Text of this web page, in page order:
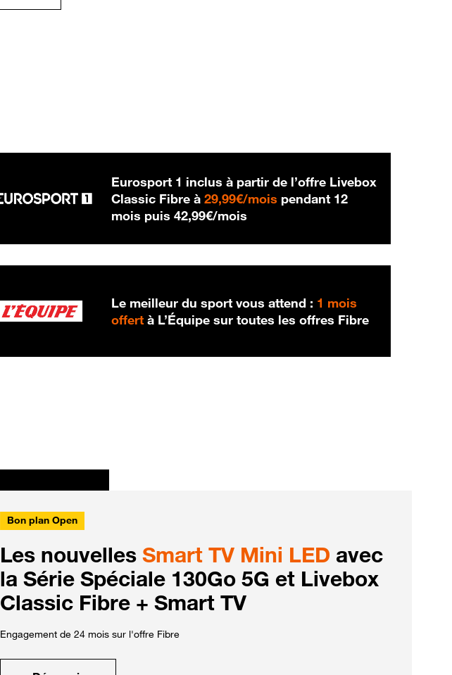
Eurosport 1 inclus à partir de l’offre Livebox
Classic Fibre à29,99€/mois 29,99 € par mois
pendant 12
mois puis42,99€/mois
Le meilleur du sport vous attend : 1 mois
offert à L’Équipe sur toutes les offres Fibre
Bon plan Open
Les nouvelles Smart TV Mini LED avec
la Série Spéciale 130Go 5G et Livebox
Classic Fibre + Smart TV
Engagement de 24 mois sur l'offre Fibre